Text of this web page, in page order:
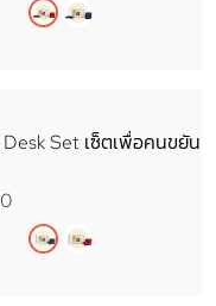
Set เซ็ตเพื่อคนขยัน